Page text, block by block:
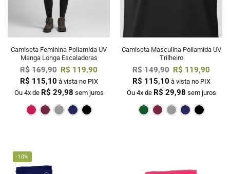
Camiseta Feminina Poliamida UV
Manga Longa Escaladoras
R$ 169,90 R$ 119,90
R$ 115,10 à vista no PIX
Ou 4x de R$ 29,98 sem juros
PinkBordô MarinhoPreto
Camiseta Masculina Poliamida UV
Trilheiro
R$ 149,90 R$ 119,90
R$ 115,10 à vista no PIX
Ou 4x de R$ 29,98 sem juros
Verde Escuro
Bordô
-10%